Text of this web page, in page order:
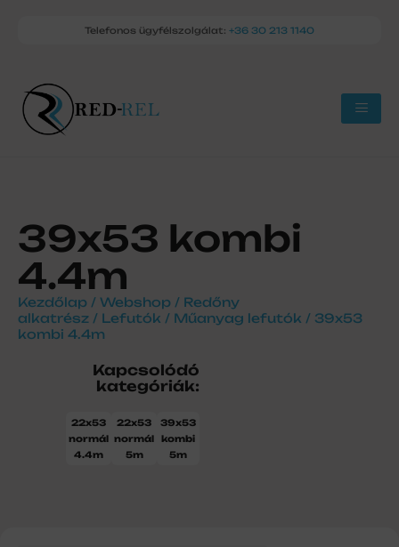
Telefonos ügyfélszolgálat: +36 30 213 1140
39x53 kombi
4.4m
Kezdőlap / Webshop / Redőny
alkatrész / Lefutók / Műanyag lefutók / 39x53
kombi 4.4m
Kapcsolódó
kategóriák:
22x53
normál
4.4m
22x53
normál
5m
39x53
kombi
5m